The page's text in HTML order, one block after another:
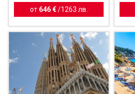
от 646 € / 1263 лв.